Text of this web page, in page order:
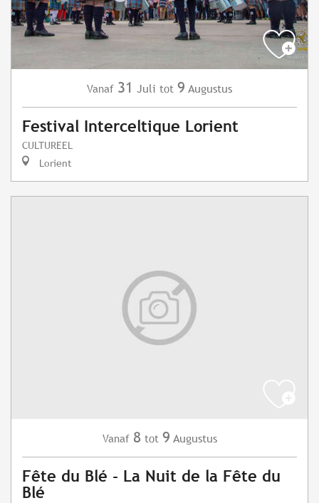
Vanaf 31 Juli tot 9 Augustus
Festival Interceltique Lorient
CULTUREEL
Lorient
Vanaf 8 tot 9 Augustus
Fête du Blé - La Nuit de la Fête du
Blé